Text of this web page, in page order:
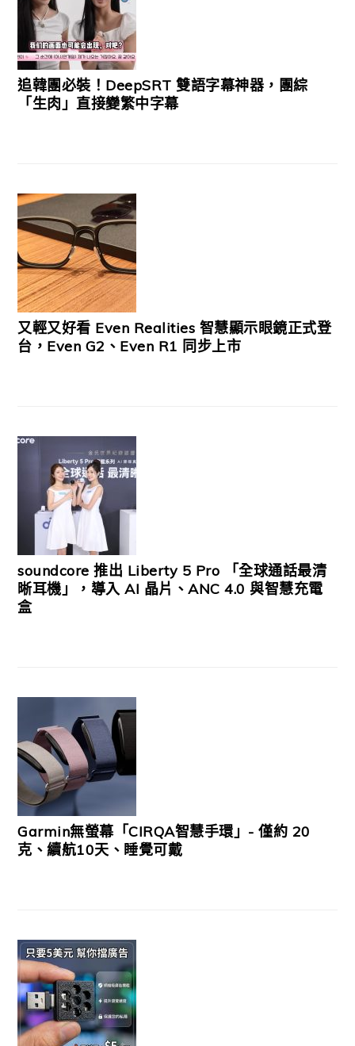
追韓團必裝！DeepSRT 雙語字幕神器，團綜
「生肉」直接變繁中字幕
又輕又好看 Even Realities 智慧顯示眼鏡正式登
台，Even G2、Even R1 同步上市
soundcore 推出 Liberty 5 Pro 「全球通話最清
晰耳機」，導入 AI 晶片、ANC 4.0 與智慧充電
盒
Garmin無螢幕「CIRQA智慧手環」- 僅約 20
克、續航10天、睡覺可戴